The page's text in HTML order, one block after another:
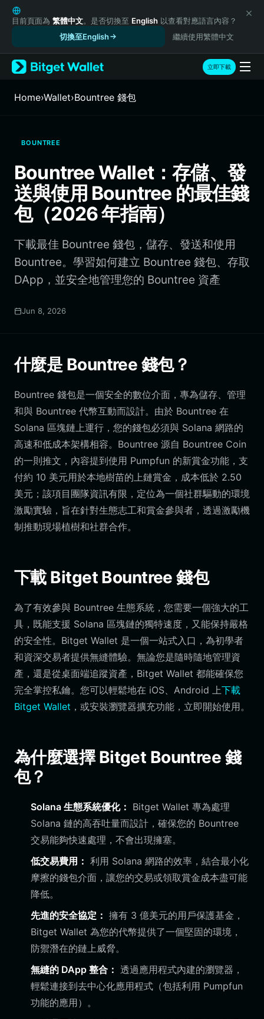
English
日本語
Русский
Español (Latinoamérica)
Türkçe
Italiano
繁體中文
Português (Portugal)
Bahasa Indonesia
ภาษาไทย
हिन्दी
Português (Brasil)
Español (Argentina)
目前頁面為 繁體中文。是否切換至 English 以查看對應語言內容？
切換至English
繼續使用繁體中文
立即下載
Home›Wallet›Bountree 錢包
BOUNTREE
Bountree Wallet：存儲、發
送與使用 Bountree 的最佳錢
包（2026 年指南）
下載最佳 Bountree 錢包，儲存、發送和使用
Bountree。學習如何建立 Bountree 錢包、存取
DApp，並安全地管理您的 Bountree 資產
Jun 8, 2026
什麼是 Bountree 錢包？
Bountree 錢包是一個安全的數位介面，專為儲存、管理
和與 Bountree 代幣互動而設計。由於 Bountree 在
Solana 區塊鏈上運行，您的錢包必須與 Solana 網路的
高速和低成本架構相容。Bountree 源自 Bountree Coin
的一則推文，內容提到使用 Pumpfun 的新賞金功能，支
付約 10 美元用於本地樹苗的上鏈賞金，成本低於 2.50
美元；該項目團隊資訊有限，定位為一個社群驅動的環境
激勵實驗，旨在針對生態志工和賞金參與者，透過激勵機
制推動現場植樹和社群合作。
下載 Bitget Bountree 錢包
為了有效參與 Bountree 生態系統，您需要一個強大的工
具，既能支援 Solana 區塊鏈的獨特速度，又能保持嚴格
的安全性。Bitget Wallet 是一個一站式入口，為初學者
和資深交易者提供無縫體驗。無論您是隨時隨地管理資
產，還是從桌面端追蹤資產，Bitget Wallet 都能確保您
完全掌控私鑰。您可以輕鬆地在 iOS、Android 上下載
Bitget Wallet ，或安裝瀏覽器擴充功能，立即開始使用。
為什麼選擇 Bitget Bountree 錢
包？
Solana 生態系統優化： Bitget Wallet 專為處理
Solana 鏈的高吞吐量而設計，確保您的 Bountree
交易能夠快速處理，不會出現擁塞。
低交易費用： 利用 Solana 網路的效率，結合最小化
摩擦的錢包介面，讓您的交易或領取賞金成本盡可能
降低。
先進的安全協定： 擁有 3 億美元的用戶保護基金，
Bitget Wallet 為您的代幣提供了一個堅固的環境，
防禦潛在的鏈上威脅。
無縫的 DApp 整合： 透過應用程式內建的瀏覽器，
輕鬆連接到去中心化應用程式（包括利用 Pumpfun
功能的應用）。